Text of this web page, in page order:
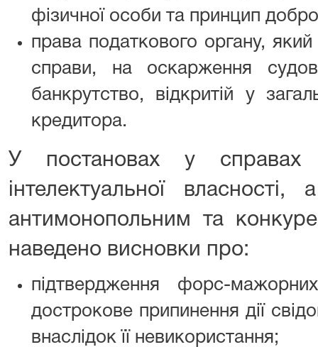
фізичної особи та принцип
права податкового органу,
справи, на оскарження
банкрутство, відкритій у
кредитора.
У постановах у
інтелектуальної
антимонопольним та
наведено висновки про:
підтвердження форс-
дострокове припинення дії
внаслідок її невикористання;